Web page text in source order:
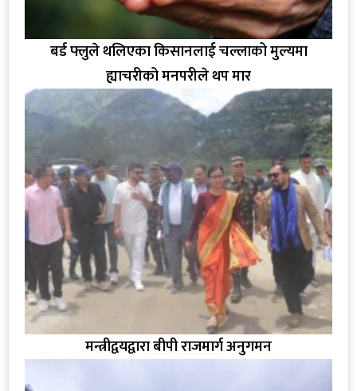
बर्ड फ्लुले थलिएका किसानलाई चल्लाको मुल्यमा
ह्याचरीको मनपरीले थप मार
मन्त्रीद्वयद्वारा बीपी राजमार्ग अनुगमन